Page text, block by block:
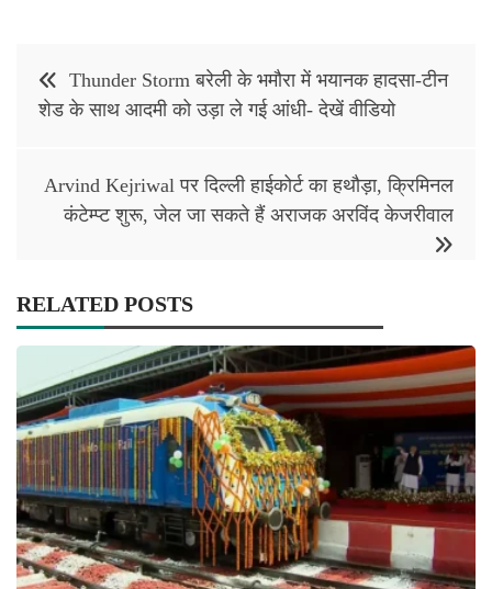
Post
navigation
Thunder Storm बरेली के भमौरा में भयानक हादसा-टीन
शेड के साथ आदमी को उड़ा ले गई आंधी- देखें वीडियो
Arvind Kejriwal पर दिल्ली हाईकोर्ट का हथौड़ा, क्रिमिनल
कंटेम्प्ट शुरू, जेल जा सकते हैं अराजक अरविंद केजरीवाल
RELATED POSTS